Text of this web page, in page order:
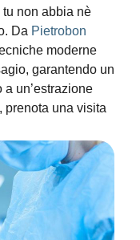
non abbia nè
Da Pietrobon
moderne
garantendo un
un’estrazione
, prenota una visita